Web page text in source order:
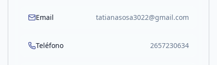
Email tatianasosa3022@gmail.com
Teléfono 2657230634